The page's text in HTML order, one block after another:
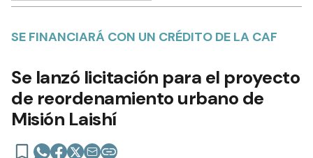
SE FINANCIARÁ CON UN CRÉDITO DE LA CAF
Se lanzó licitación para el proyecto
de reordenamiento urbano de
Misión Laishí